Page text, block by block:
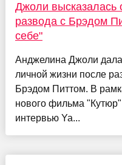
Джоли высказалась
развода с Брэдом
себе"
Анджелина Джоли
личной жизни после
Брэдом Питтом. В
нового фильма "Кутюр"
интервью Ya...